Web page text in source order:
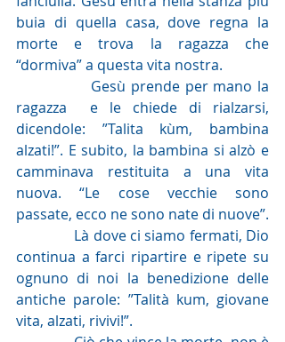
buia di quella casa, dove regna la
morte e trova la ragazza che
“dormiva” a questa vita nostra.
Gesù prende per mano la
ragazza  e le chiede di rialzarsi,
dicendole: ”Talita kùm, bambina
alzati!”. E subito, la bambina si alzò e
camminava restituita a una vita
nuova. “Le cose vecchie sono
passate, ecco ne sono nate di nuove”.
Là dove ci siamo fermati, Dio
continua a farci ripartire e ripete su
ognuno di noi la benedizione delle
antiche parole: ”Talità kum, giovane
vita, alzati, rivivi!”.